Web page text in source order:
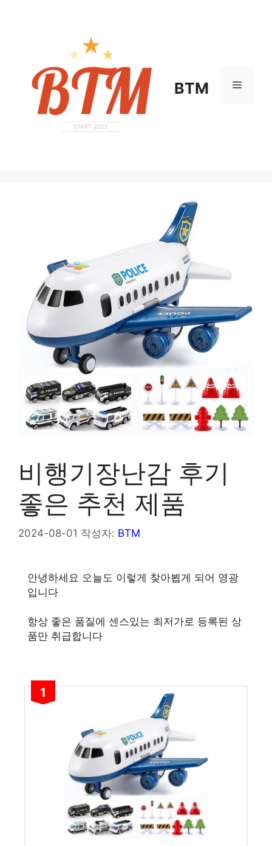
BTM 메
비행기장난감 후기
좋은 추천 제품
2024-08-01 작성자: BTM
안녕하세요 오늘도 이렇게 찾아뵙게 되어 영광
입니다
항상 좋은 품질에 센스있는 최저가로 등록된 상
품만 취급합니다
1